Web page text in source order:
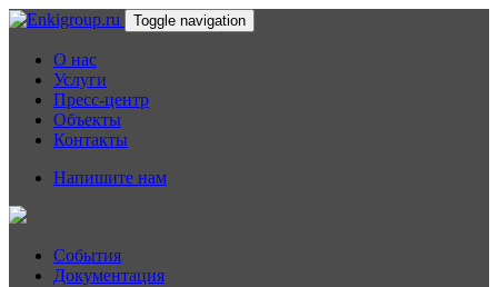
Toggle navigation
О нас
Услуги
Пресс-центр
Объекты
Контакты
Напишите нам
События
Документация